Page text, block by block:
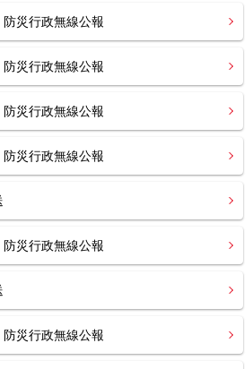
災行政無線公報
災行政無線公報
災行政無線公報
災行政無線公報
災行政無線公報
災行政無線公報